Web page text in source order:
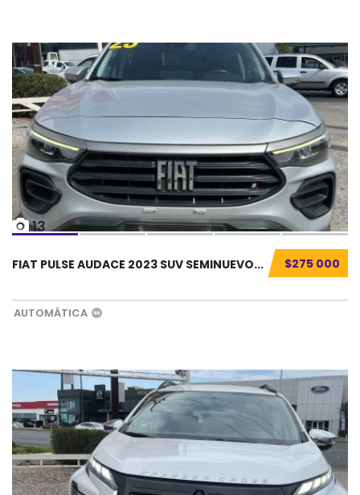
13
$275 000
FIAT PULSE AUDACE 2023 SUV SEMINUEVO...
AUTOMÁTICA